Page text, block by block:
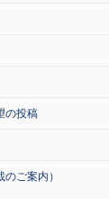
の投稿
ご案内）